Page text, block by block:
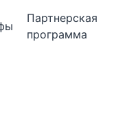
Партнерская
программа